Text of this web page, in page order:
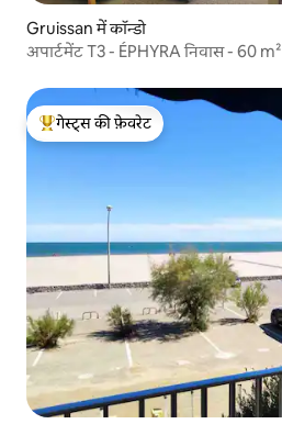
Gruissan में कॉन्डो
अपार्टमेंट T3 - ÉPHYRA निवास - 60 m²
गेस्ट्स का टॉप फ़ेवरेट
गेस्ट्स की फ़ेवरेट